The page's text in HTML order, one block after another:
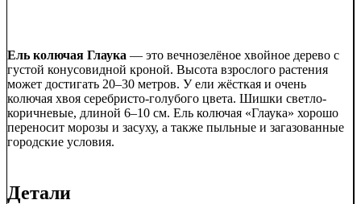
Ель колючая Глаука — это вечнозелёное хвойное дерево с
густой конусовидной кроной. Высота взрослого растения
может достигать 20–30 метров. У ели жёсткая и очень
колючая хвоя серебристо-голубого цвета. Шишки светло-
коричневые, длиной 6–10 см. Ель колючая «Глаука» хорошо
переносит морозы и засуху, а также пыльные и загазованные
городские условия.
Детали